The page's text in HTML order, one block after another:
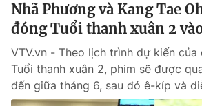
Nhã Phương và Kang Tae
đóng Tuổi thanh xuân 2
VTV.vn - Theo lịch trình dự kiến của
Tuổi thanh xuân 2, phim sẽ được
đến giữa tháng 6, sau đó ê-kíp và